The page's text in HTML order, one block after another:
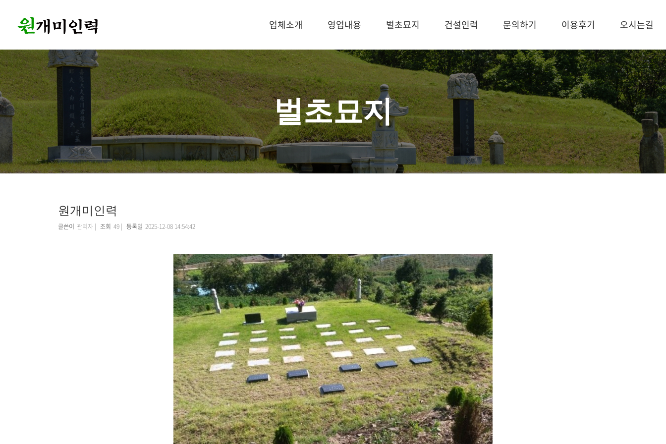
업체소개 영업내용 벌초묘지 건설인력 문의하기 이용후기 오시는길
벌초묘지
원개미인력
글쓴이 관리자 | 조회 49 | 등록일 2025-12-08 14:54:42